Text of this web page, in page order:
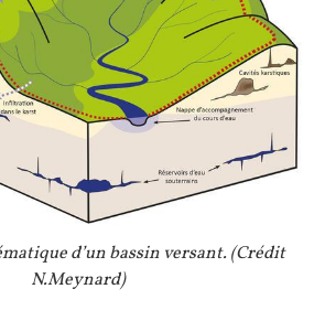
d’un bassin versant. (Crédit
N.Meynard)